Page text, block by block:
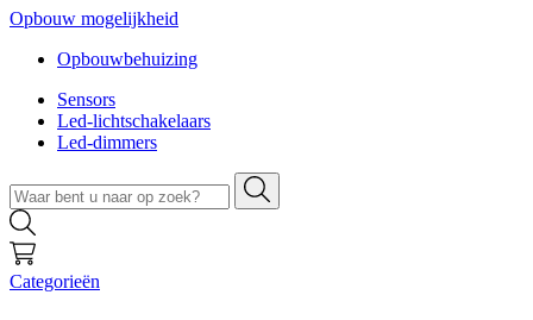
Opbouw mogelijkheid
Opbouwbehuizing
Sensors
Led-lichtschakelaars
Led-dimmers
Categorieën